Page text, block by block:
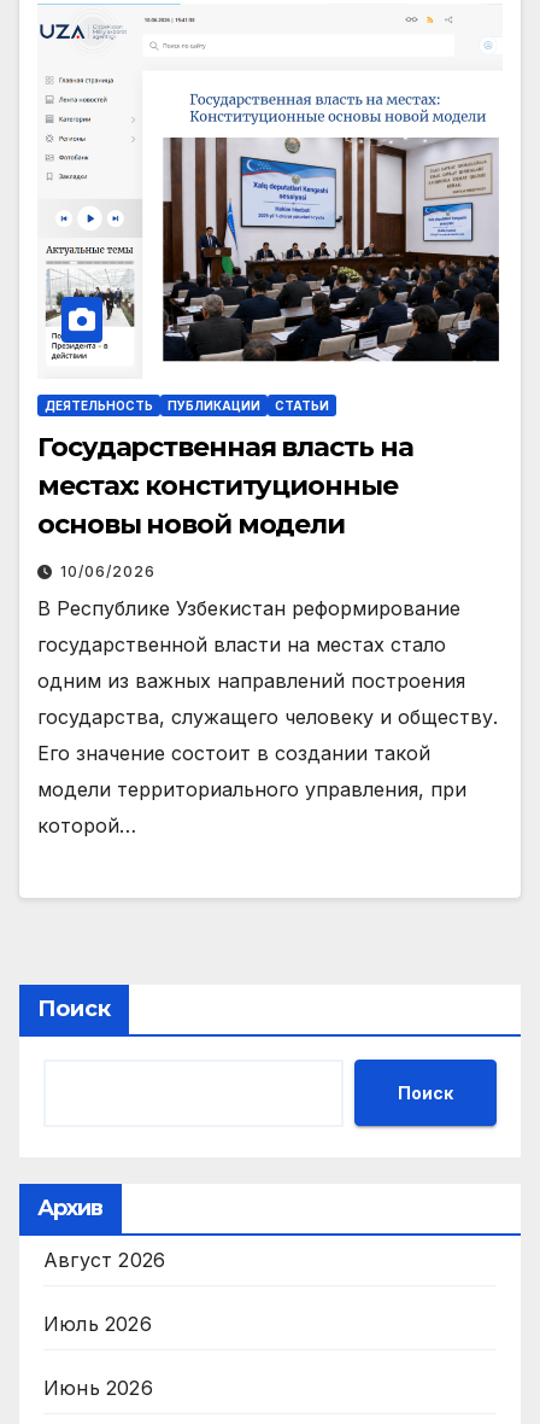
ДЕЯТЕЛЬНОСТЬ ПУБЛИКАЦИИ СТАТЬИ
Государственная власть на
местах: конституционные
основы новой модели
10/06/2026
В Республике Узбекистан реформирование
государственной власти на местах стало
одним из важных направлений построения
государства, служащего человеку и обществу.
Его значение состоит в создании такой
модели территориального управления, при
которой…
Поиск
Поиск
Архив
Август 2026
Июль 2026
Июнь 2026